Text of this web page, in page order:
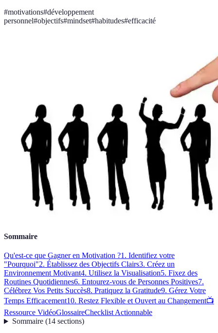
#motivations#développement
personnel#objectifs#mindset#habitudes#efficacité
Sommaire
Qu'est-ce que Gagner en Motivation ?1. Identifiez votre
"Pourquoi"2. Établissez des Objectifs Clairs3. Créez un
Environnement Motivant4. Utilisez la Visualisation5. Fixez des
Routines Quotidiennes6. Entourez-vous de Personnes Positives7.
Célébrez Vos Petits Succès8. Pratiquez la Gratitude9. Gérez Votre
Temps Efficacement10. Restez Flexible et Ouvert au Changement📺
Ressource VidéoGlossaireChecklist Actionnable
Sommaire(14 sections)